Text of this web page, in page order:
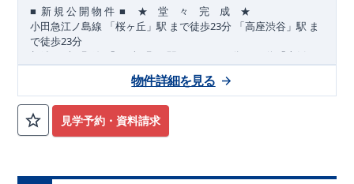
■ 新 規 公 開 物 件 ■ ★ 堂 々 完 成 ★
小田急江ノ島線 「桜ヶ丘」駅 まで徒歩23分 「高座渋谷」駅 ま
で徒歩23分
「いずみ中央」駅 まで
分
☆おすすめポイント ,
【玄関土間収納】 スーツケースやベビーカーの収納にも便利
【ウォークインクローゼット】
い☆
見学予約・資料請求
物件詳細を見る